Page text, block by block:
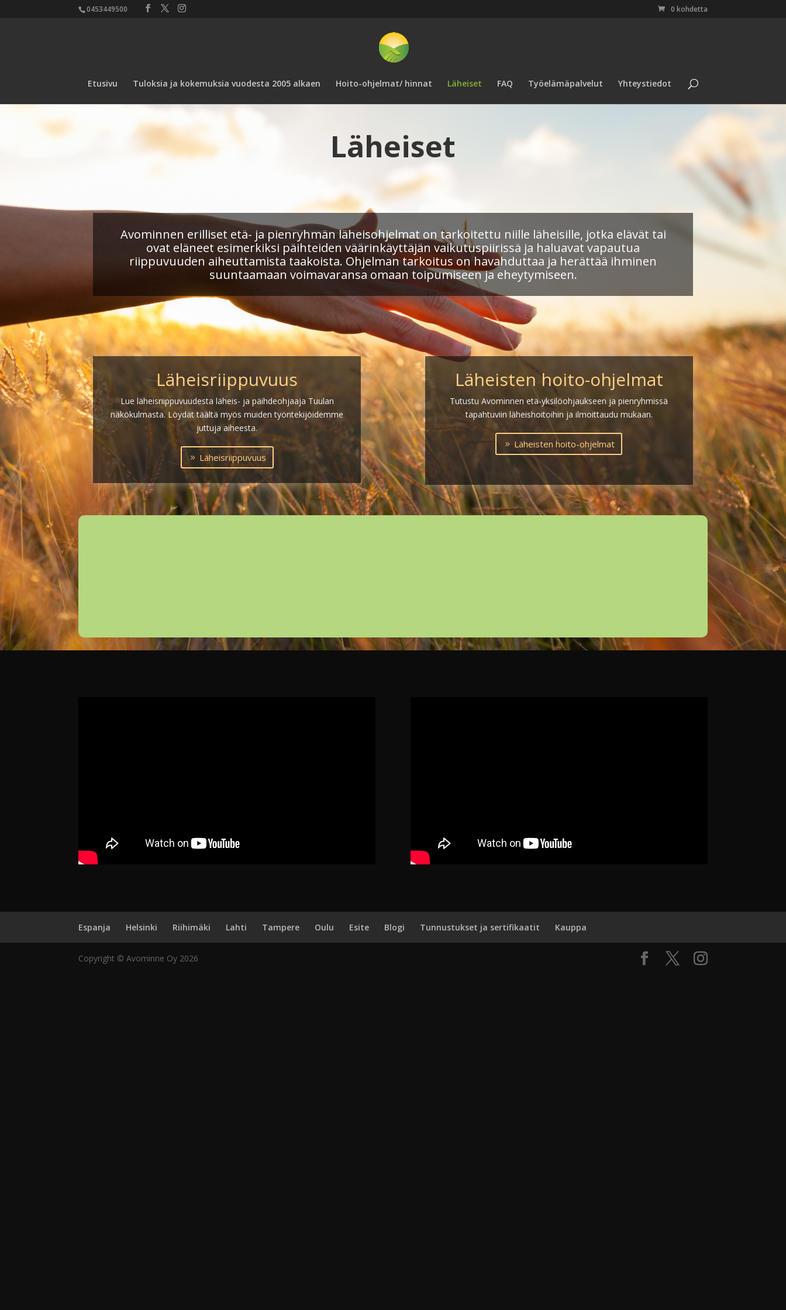
0453449500 0 kohdetta
Etusivu Tuloksia ja kokemuksia vuodesta 2005 alkaen Hoito-ohjelmat/ hinnat Läheiset FAQ Työelämäpalvelut Yhteystiedot
Läheiset
Avominnen erilliset etä- ja pienryhmän läheisohjelmat on tarkoitettu niille läheisille, jotka elävät tai
ovat eläneet esimerkiksi päihteiden väärinkäyttäjän vaikutuspiirissä ja haluavat vapautua
riippuvuuden aiheuttamista taakoista. Ohjelman tarkoitus on havahduttaa ja herättää ihminen
suuntaamaan voimavaransa omaan toipumiseen ja eheytymiseen.
Läheisriippuvuus
Lue läheisriippuvuudesta läheis- ja päihdeohjaaja Tuulan
näkökulmasta. Löydät täältä myös muiden työntekijöidemme
juttuja aiheesta.
Läheisriippuvuus
Läheisten hoito-ohjelmat
Tutustu Avominnen etä-yksilöohjaukseen ja pienryhmissä
tapahtuviin läheishoitoihin ja ilmoittaudu mukaan.
Läheisten hoito-ohjelmat
Espanja Helsinki Riihimäki Lahti Tampere Oulu Esite Blogi Tunnustukset ja sertifikaatit Kauppa
Copyright © Avominne Oy 2026